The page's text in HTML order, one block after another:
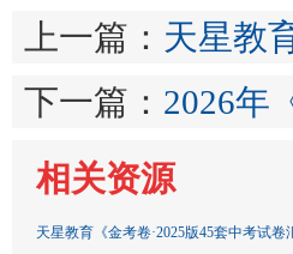
上一篇： 天星教
下一篇： 2026年
相关资源
天星教育《金考卷·2025版45套中考试卷